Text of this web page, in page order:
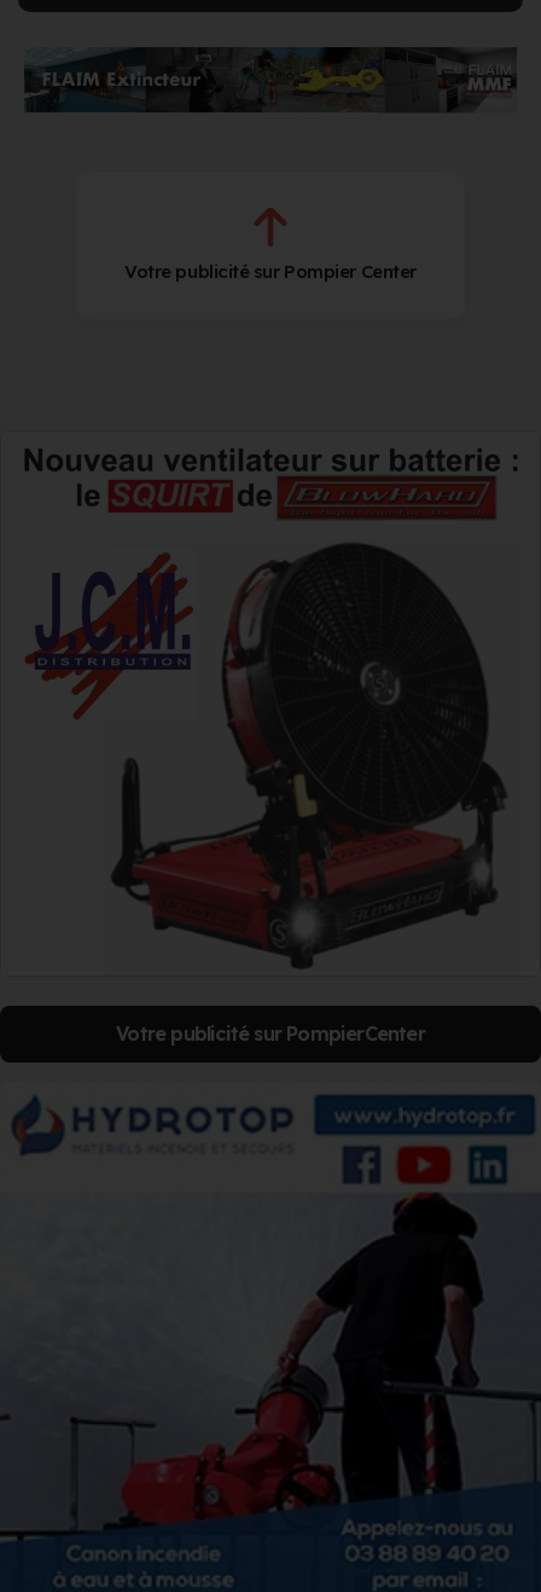
Votre publicité sur Pompier Center
Votre publicité sur PompierCenter